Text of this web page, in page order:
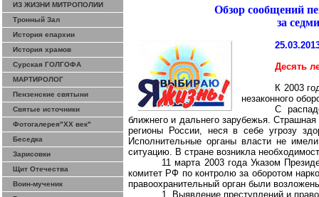
ИЗ ЖИЗНИ МИТРОПОЛИИ
Тронный Зал
История епархии
История храмов
Сурская ГОЛГОФА
МАРТИРОЛОГ
Пензенские святыни
Святые источники
Фотогалерея"ХХ век"
Беседка
Зарисовки
Щит Отечества
Воин-мученик
Обзор сообщений
за
Десять
К 2003
незаконного
С
ближнего и дальнего зарубежья.
регионы России, неся в себе угрозу
Исполнительные органы власти не
ситуацию. В стране возникла
11 марта 2003 года Указом
комитет РФ по контролю заоборотом
правоохранительный орган были
1. Выявление преступлений и